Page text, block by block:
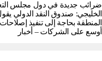
ضرائب جديدة في دول مجلس
الخليجي: صندوق النقد الدولي
المنطقة بحاجة إلى تنفيذ
أوسع على الشركات – أخبار